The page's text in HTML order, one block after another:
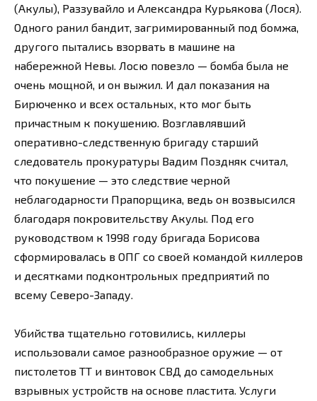
(Акулы), Раззувайло и Александра Курьякова (Лося).
Одного ранил бандит, загримированный под бомжа,
другого пытались взорвать в машине на
набережной Невы. Лосю повезло — бомба была не
очень мощной, и он выжил. И дал показания на
Бирюченко и всех остальных, кто мог быть
причастным к покушению. Возглавлявший
оперативно-следственную бригаду старший
следователь прокуратуры Вадим Поздняк считал,
что покушение — это следствие черной
неблагодарности Прапорщика, ведь он возвысился
благодаря покровительству Акулы. Под его
руководством к 1998 году бригада Борисова
сформировалась в ОПГ со своей командой киллеров
и десятками подконтрольных предприятий по
всему Северо-Западу.
Убийства тщательно готовились, киллеры
использовали самое разнообразное оружие — от
пистолетов ТТ и винтовок СВД до самодельных
взрывных устройств на основе пластита. Услуги